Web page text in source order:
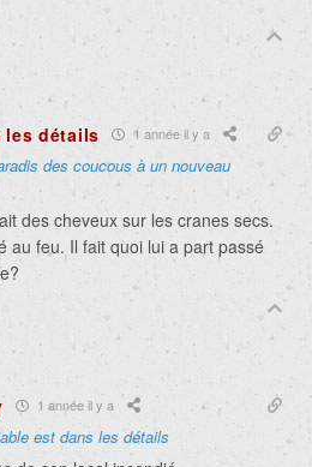
les détails 1 année il y a
des coucous à un nouveau
des cheveux sur les cranes secs.
au feu. Il fait quoi lui a part passé
1 année il y a
est dans les détails